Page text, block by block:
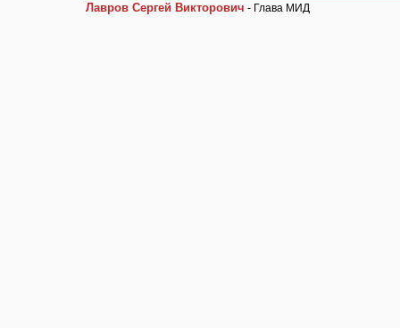
Лавров Сергей Викторович - Глава МИД